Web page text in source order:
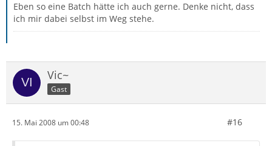
Eben so eine Batch hätte ich auch gerne. Denke nicht, dass
ich mir dabei selbst im Weg stehe.
Vic~
Gast
15. Mai 2008 um 00:48 #16